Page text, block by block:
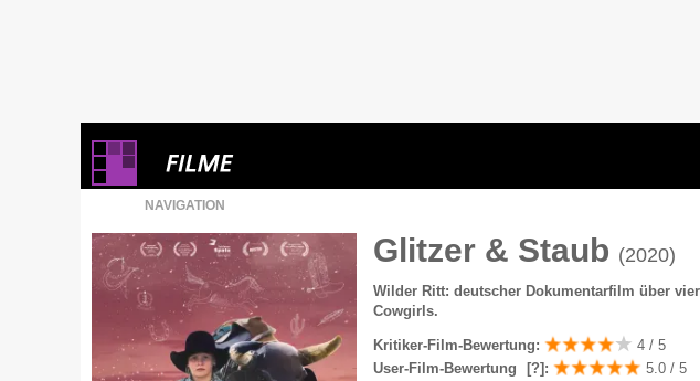
NAVIGATION
Glitzer & Staub (2020)
Wilder Ritt: deutscher Dokumentarfilm über
Cowgirls.
Kritiker-Film-Bewertung:
4 / 5
User-Film-Bewertung
[?] : 5.0 / 5